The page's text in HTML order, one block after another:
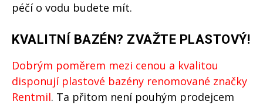
péčí o vodu budete mít.
KVALITNÍ BAZÉN? ZVAŽTE PLASTOVÝ!
Dobrým poměrem mezi cenou a kvalitou
disponují plastové bazény renomované značky
Rentmil. Ta přitom není pouhým prodejcem